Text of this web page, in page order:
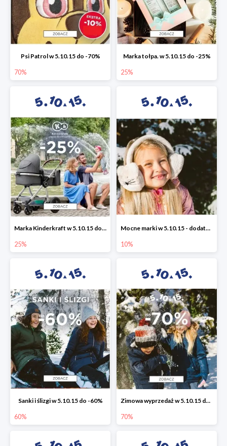
Psi Patrol w 5.10.15 do -70%
70%
Marka tołpa. w 5.10.15 do -25%
25%
Marka Kinderkraft w 5.10.15 do -25%
25%
Mocne marki w 5.10.15 - dodatkowe -10% rabatu
10%
Sanki i ślizgi w 5.10.15 do -60%
60%
Zimowa wyprzedaż w 5.10.15 do -70%
70%